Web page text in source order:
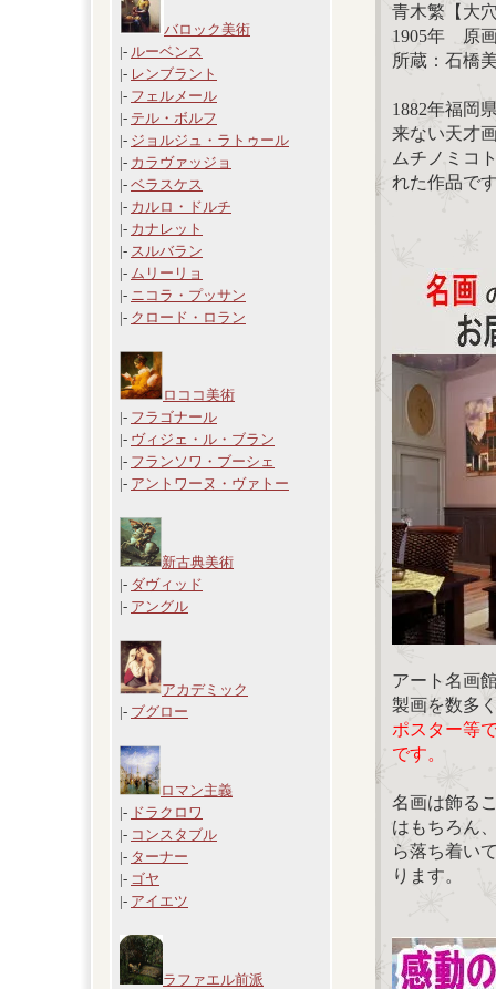
バロック美術
|- ルーベンス
|- レンブラント
|- フェルメール
|- テル・ボルフ
|- ジョルジュ・ラトゥール
|- カラヴァッジョ
|- ベラスケス
|- カルロ・ドルチ
|- カナレット
|- スルバラン
|- ムリーリョ
|- ニコラ・プッサン
|- クロード・ロラン
ロココ美術
|- フラゴナール
|- ヴィジェ・ル・ブラン
|- フランソワ・ブーシェ
|- アントワーヌ・ヴァトー
新古典美術
|- ダヴィッド
|- アングル
アカデミック
|- ブグロー
ロマン主義
|- ドラクロワ
|- コンスタブル
|- ターナー
|- ゴヤ
|- アイエツ
ラファエル前派
青木繁【大
1905年 原画
所蔵：石橋
1882年福岡
来ない天才
ムチノミコ
れた作品で
アート名画
製画を数多
ポスター等
です。
名画は飾る
はもちろん
ら落ち着い
ります。